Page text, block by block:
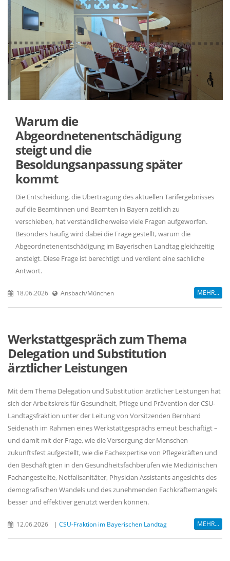
Warum die
Abgeordnetenentschädigung
steigt und die
Besoldungsanpassung später
kommt
Die Entscheidung, die Übertragung des aktuellen Tarifergebnisses
auf die Beamtinnen und Beamten in Bayern zeitlich zu
verschieben, hat verständlicherweise viele Fragen aufgeworfen.
Besonders häufig wird dabei die Frage gestellt, warum die
Abgeordnetenentschädigung im Bayerischen Landtag gleichzeitig
ansteigt. Diese Frage ist berechtigt und verdient eine sachliche
Antwort.
18.06.2026 Ansbach/München MEHR...
Werkstattgespräch zum Thema
Delegation und Substitution
ärztlicher Leistungen
Mit dem Thema Delegation und Substitution ärztlicher Leistungen hat
sich der Arbeitskreis für Gesundheit, Pflege und Prävention der CSU-
Landtagsfraktion unter der Leitung von Vorsitzenden Bernhard
Seidenath im Rahmen eines Werkstattgesprächs erneut beschäftigt –
und damit mit der Frage, wie die Versorgung der Menschen
zukunftsfest aufgestellt, wie die Fachexpertise von Pflegekräften und
den Beschäftigten in den Gesundheitsfachberufen wie Medizinischen
Fachangestellte, Notfallsanitäter, Physician Assistants angesichts des
demografischen Wandels und des zunehmenden Fachkräftemangels
besser und effektiver genutzt werden können.
12.06.2026 | CSU-Fraktion im Bayerischen Landtag MEHR...